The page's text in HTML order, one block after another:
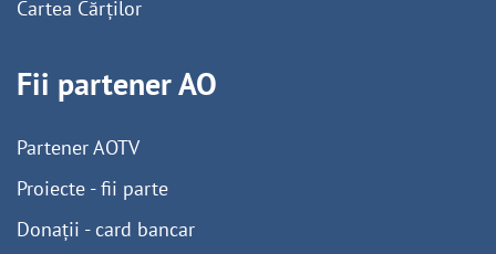
Cartea Cărților
Fii partener AO
Partener AOTV
Proiecte - fii parte
Donații - card bancar